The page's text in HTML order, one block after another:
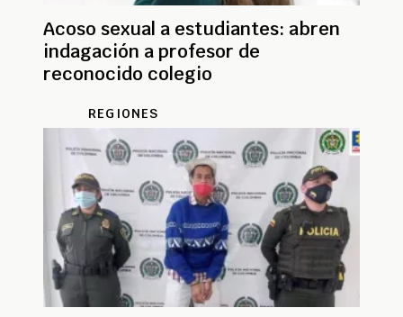
Acoso sexual a estudiantes: abren
indagación a profesor de
reconocido colegio
REGIONES